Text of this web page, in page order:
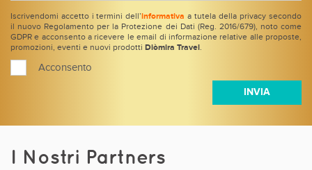
Iscrivendomi accetto i termini dell’ informativa a tutela della privacy secondo
il nuovo Regolamento per la Protezione dei Dati (Reg. 2016/679), noto come
GDPR e acconsento a ricevere le email di informazione relative alle proposte,
promozioni, eventi e nuovi prodotti Diòmira Travel .
Acconsento
I Nostri Partners